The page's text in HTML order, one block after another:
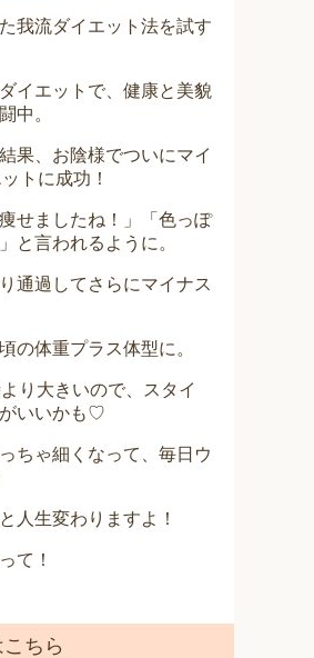
我流ダイエット法を試す
イエットで、健康と美貌
中。
果、お陰様でついにマイ
トに成功！
せましたね！」「色っぽ
と言われるように。
通過してさらにマイナス
の体重プラス体型に。
り大きいので、スタイ
いいかも♡
ちゃ細くなって、毎日ウ
人生変わりますよ！
て！
ちら